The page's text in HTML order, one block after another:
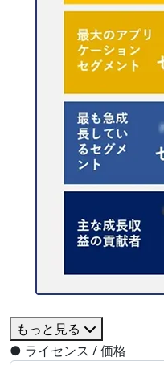
もっと見る
● ライセンス / 価格